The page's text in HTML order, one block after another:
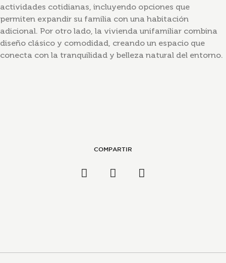
actividades cotidianas, incluyendo opciones que
permiten expandir su familia con una habitación
adicional. Por otro lado, la vivienda unifamiliar combina
diseño clásico y comodidad, creando un espacio que
conecta con la tranquilidad y belleza natural del entorno.
COMPARTIR